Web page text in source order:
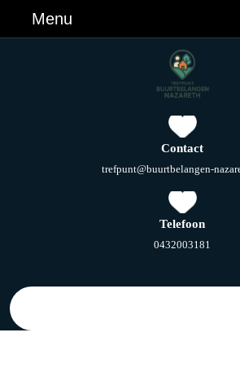
Menu
Contact
trefpunt@buurtbelangen-
Telefoon
0432003181